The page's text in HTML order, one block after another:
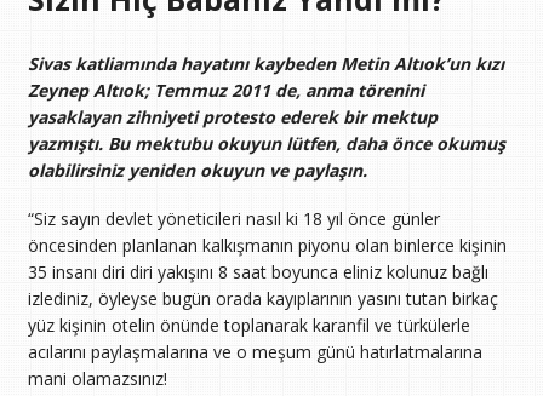
Sivas katliamında hayatını kaybeden Metin Altıok’un kızı
Zeynep Altıok; Temmuz 2011 de, anma törenini
yasaklayan zihniyeti protesto ederek bir mektup
yazmıştı. Bu mektubu okuyun lütfen, daha önce okumuş
olabilirsiniz yeniden okuyun ve paylaşın.
“Siz sayın devlet yöneticileri nasıl ki 18 yıl önce günler
öncesinden planlanan kalkışmanın piyonu olan binlerce kişinin
35 insanı diri diri yakışını 8 saat boyunca eliniz kolunuz bağlı
izlediniz, öyleyse bugün orada kayıplarının yasını tutan birkaç
yüz kişinin otelin önünde toplanarak karanfil ve türkülerle
acılarını paylaşmalarına ve o meşum günü hatırlatmalarına
mani olamazsınız!